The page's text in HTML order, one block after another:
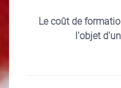
Le coût de
l'objet